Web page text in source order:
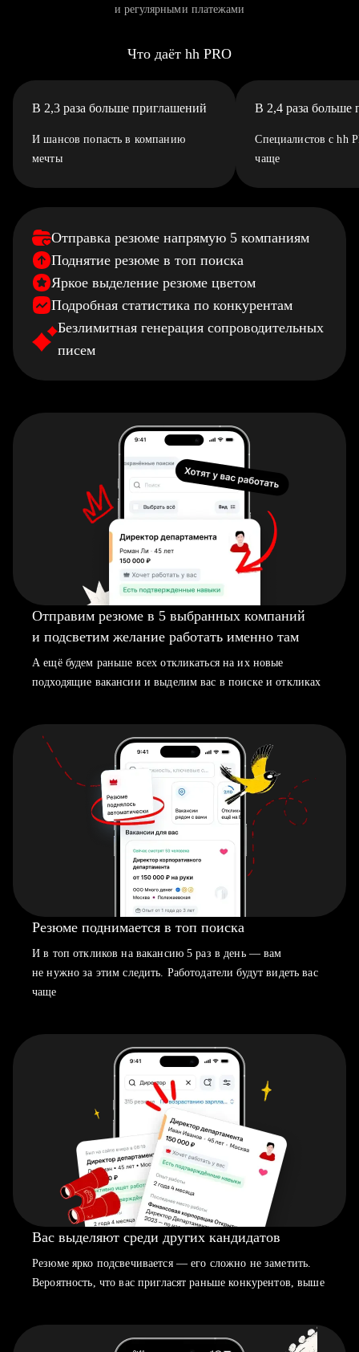
и регулярными платежами
Что даёт hh PRO
В 2,3 раза больше приглашений
И шансов попасть в компанию
мечты
В 2,4 раза больше
Специалистов с hh
чаще
Отправка резюме напрямую 5 компаниям
Поднятие резюме в топ поиска
Яркое выделение резюме цветом
Подробная статистика по конкурентам
Безлимитная генерация сопроводительных
писем
Отправим резюме в 5 выбранных компаний
и подсветим желание работать именно там
А ещё будем раньше всех откликаться на их новые
подходящие вакансии и выделим вас в поиске и откликах
Резюме поднимается в топ поиска
И в топ откликов на вакансию 5 раз в день — вам
не нужно за этим следить. Работодатели будут видеть вас
чаще
Вас выделяют среди других кандидатов
Резюме ярко подсвечивается — его сложно не заметить.
Вероятность, что вас пригласят раньше конкурентов, выше